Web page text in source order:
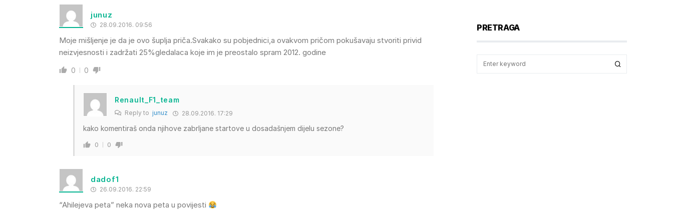
junuz
28.09.2016. 09:56
Moje mišljenje je da je ovo šuplja priča.Svakako su pobjednici,a ovakvom pričom pokušavaju stvoriti privid
neizvjesnosti i zadržati 25%gledalaca koje im je preostalo spram 2012. godine
0 0
Renault_F1_team
Reply to junuz 28.09.2016. 17:29
kako komentiraš onda njihove zabrljane startove u dosadašnjem dijelu sezone?
0 0
dadof1
26.09.2016. 22:59
“Ahilejeva peta” neka nova peta u povijesti
PRETRAGA